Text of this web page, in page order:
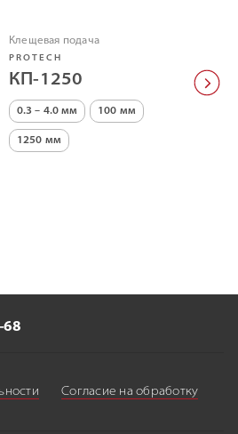
Клещевая подача
PROTECH
КП-1250
0.3 – 4.0 мм 100 мм
1250 мм
68
Согласие на обработку